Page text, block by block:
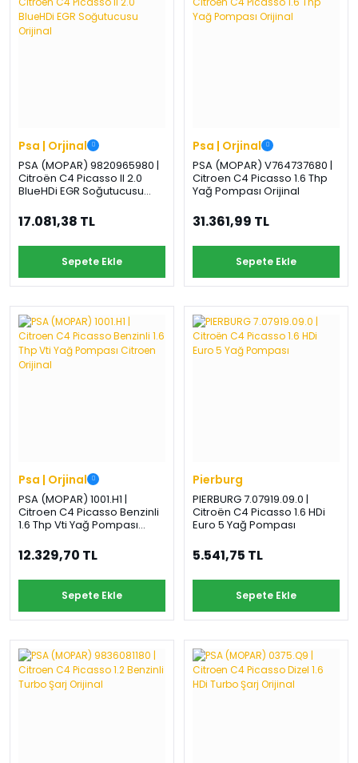
Psa | Orjinal
PSA (MOPAR) 9820965980 |
Citroën C4 Picasso II 2.0
BlueHDi EGR Soğutucusu
17.081,38 TL
Sepete Ekle
Psa | Orjinal
PSA (MOPAR) V764737680 |
Citroen C4 Picasso 1.6 Thp
Yağ Pompası Orijinal
31.361,99 TL
Sepete Ekle
Psa | Orjinal
PSA (MOPAR) 1001.H1 |
Citroen C4 Picasso Benzinli
1.6 Thp Vti Yağ Pompası
12.329,70 TL
Sepete Ekle
Pierburg
PIERBURG 7.07919.09.0 |
Citroën C4 Picasso 1.6 HDi
Euro 5 Yağ Pompası
5.541,75 TL
Sepete Ekle